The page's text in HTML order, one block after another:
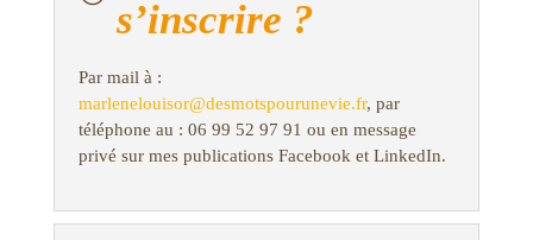
s’inscrire ?
Par mail à :
marlenelouisor@desmotspourunevie.fr, par
téléphone au : 06 99 52 97 91 ou en message
privé sur mes publications Facebook et LinkedIn.